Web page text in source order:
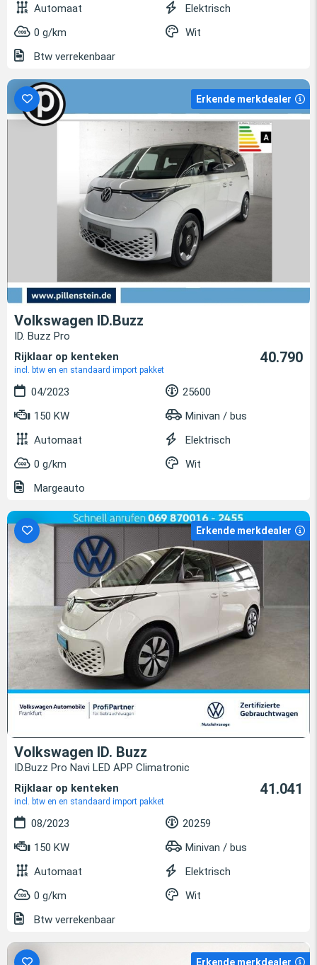
Automaat
Elektrisch
0 g/km
Wit
Btw verrekenbaar
Erkende merkdealer
Volkswagen ID.Buzz
ID. Buzz Pro
Rijklaar op kenteken
incl. btw en en standaard import pakket
40.790
04/2023
25600
150 KW
Minivan / bus
Automaat
Elektrisch
0 g/km
Wit
Margeauto
Erkende merkdealer
Volkswagen ID. Buzz
ID.Buzz Pro Navi LED APP Climatronic
Rijklaar op kenteken
incl. btw en en standaard import pakket
41.041
08/2023
20259
150 KW
Minivan / bus
Automaat
Elektrisch
0 g/km
Wit
Btw verrekenbaar
Erkende merkdealer